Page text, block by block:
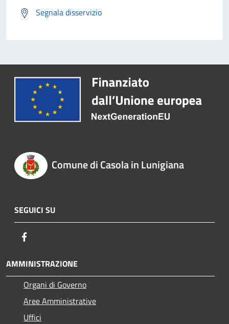
Segnala disservizio
Comune di Casola in Lunigiana
SEGUICI SU
AMMINISTRAZIONE
Organi di Governo
Aree Amministrative
Uffici